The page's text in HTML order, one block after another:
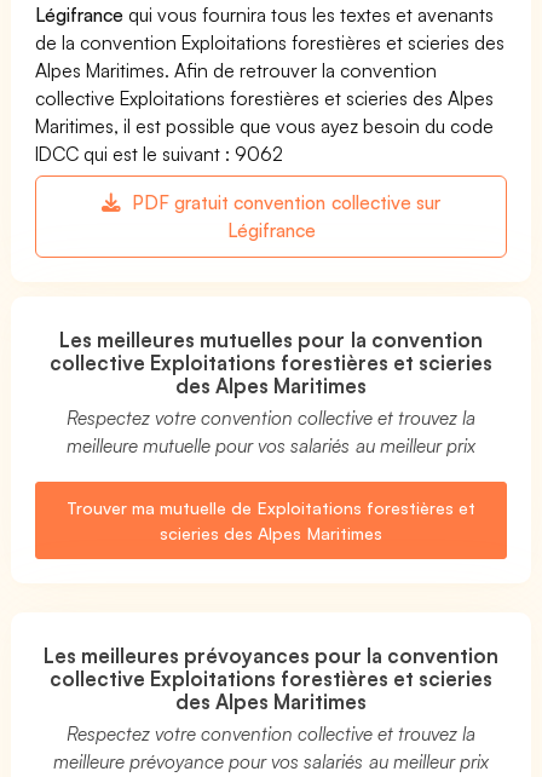
Légifrance qui vous fournira tous les textes et avenants
de la convention Exploitations forestières et scieries des
Alpes Maritimes. Afin de retrouver la convention
collective Exploitations forestières et scieries des Alpes
Maritimes, il est possible que vous ayez besoin du code
IDCC qui est le suivant : 9062
PDF gratuit convention collective sur
Légifrance
Les meilleures mutuelles pour la convention
collective Exploitations forestières et scieries
des Alpes Maritimes
Respectez votre convention collective et trouvez la
meilleure mutuelle pour vos salariés au meilleur prix
Trouver ma mutuelle de Exploitations forestières et
scieries des Alpes Maritimes
Les meilleures prévoyances pour la convention
collective Exploitations forestières et scieries
des Alpes Maritimes
Respectez votre convention collective et trouvez la
meilleure prévoyance pour vos salariés au meilleur prix